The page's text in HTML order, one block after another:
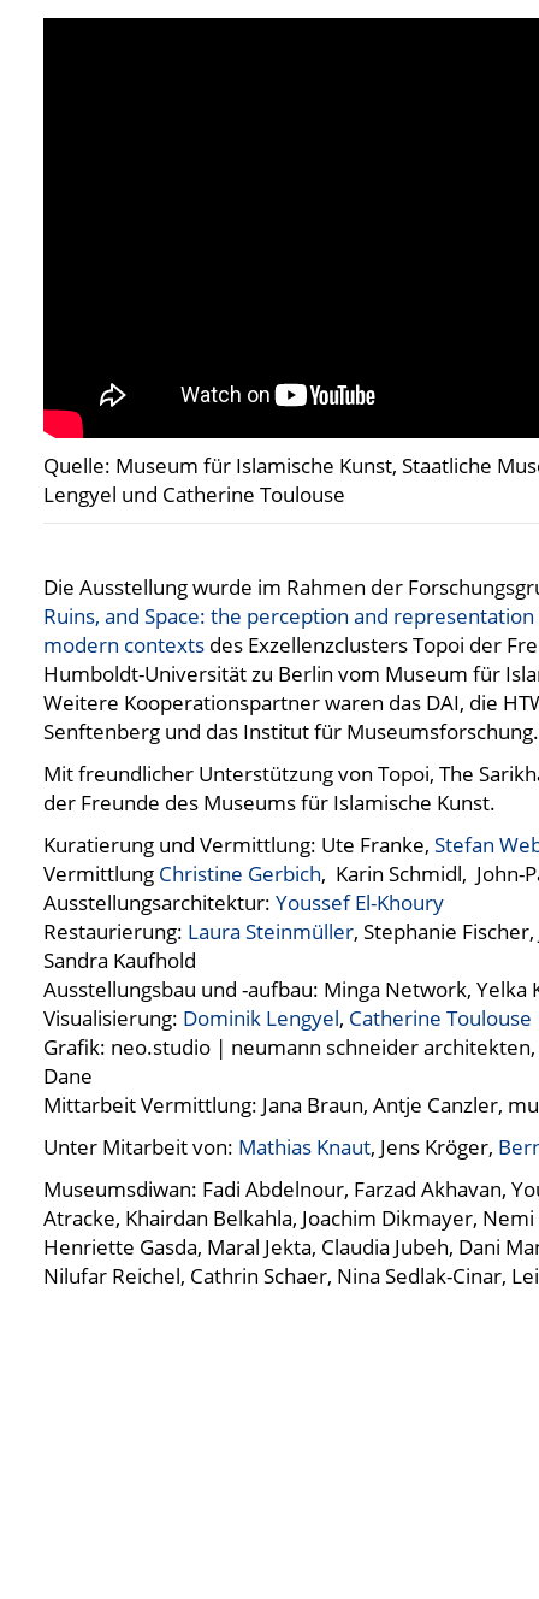
Quelle: Museum für Islamische Kunst, Staatliche
Lengyel und Catherine Toulouse
Die Ausstellung wurde im Rahmen der
Ruins, and Space: the perception and
modern contexts des Exzellenzclusters Topoi der
Humboldt-Universität zu Berlin vom Museum für
Weitere Kooperationspartner waren das DAI, die
Senftenberg und das Institut für Museumsforschung.
Mit freundlicher Unterstützung von Topoi, The
der Freunde des Museums für Islamische Kunst.
Kuratierung und Vermittlung: Ute Franke, Stefan
Vermittlung Christine Gerbich, Karin Schmidl, John-
Ausstellungsarchitektur: Youssef El-Khoury
Restaurierung: Laura Steinmüller, Stephanie
Sandra Kaufhold
Ausstellungsbau und -aufbau: Minga Network, Yelka
Visualisierung: Dominik Lengyel, Catherine Toulouse
Grafik: neo.studio | neumann schneider
Dane
Mittarbeit Vermittlung: Jana Braun, Antje Canzler,
Unter Mitarbeit von: Mathias Knaut, Jens Kröger,
Museumsdiwan: Fadi Abdelnour, Farzad Akhavan,
Atracke, Khairdan Belkahla, Joachim Dikmayer, Nemi
Henriette Gasda, Maral Jekta, Claudia Jubeh, Dani
Nilufar Reichel, Cathrin Schaer, Nina Sedlak-Cinar,